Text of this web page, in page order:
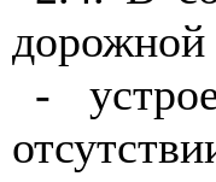
дорожной
-
отсутст